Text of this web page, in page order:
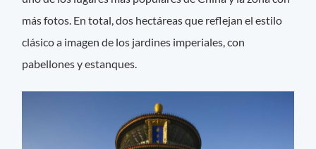
más fotos. En total, dos hectáreas que reflejan el estilo
clásico a imagen de los jardines imperiales, con
pabellones y estanques.